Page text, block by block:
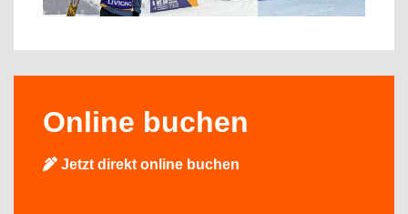
Online buchen
Jetzt direkt online buchen